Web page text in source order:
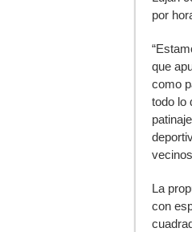
por
que
como
todo lo
La
con